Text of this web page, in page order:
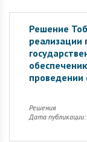
Решение
реализации
проведении
Решения
Дата публикации: